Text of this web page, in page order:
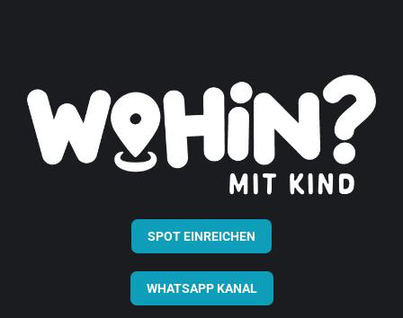
SPOT EINREICHEN
WHATSAPP KANAL